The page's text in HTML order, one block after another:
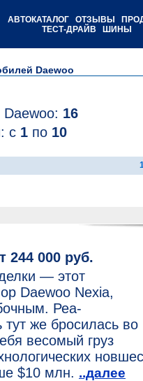
АВТОКАТАЛОГ ОТЗЫВЫ
ТЕСТ-ДРАЙВ
ШИНЫ
Daewoo
16
с 1 по 10
244 000 руб.
— этот
Daewoo Nexia,
Реа­
же бросилась во
весомый груз
$10 млн. ..далее